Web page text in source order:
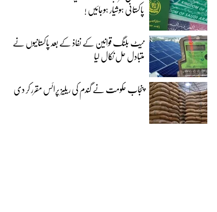
پاکستانی ہوشیار ہوجائیں !
نیٹ بلنگ قوانین کے نفاذ کے بعد پاکستانیوں نے
متبادل حل نکال لیا
پنجاب حکومت نے گندم کی ریلیز پرائس مقرر کر دی‎